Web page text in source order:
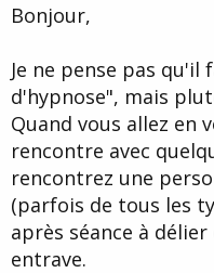
Bonjour,
Je ne pense pas
d'hypnose", mais
Quand vous allez en
rencontre avec
rencontrez une
(parfois de tous les
après séance à
entrave.